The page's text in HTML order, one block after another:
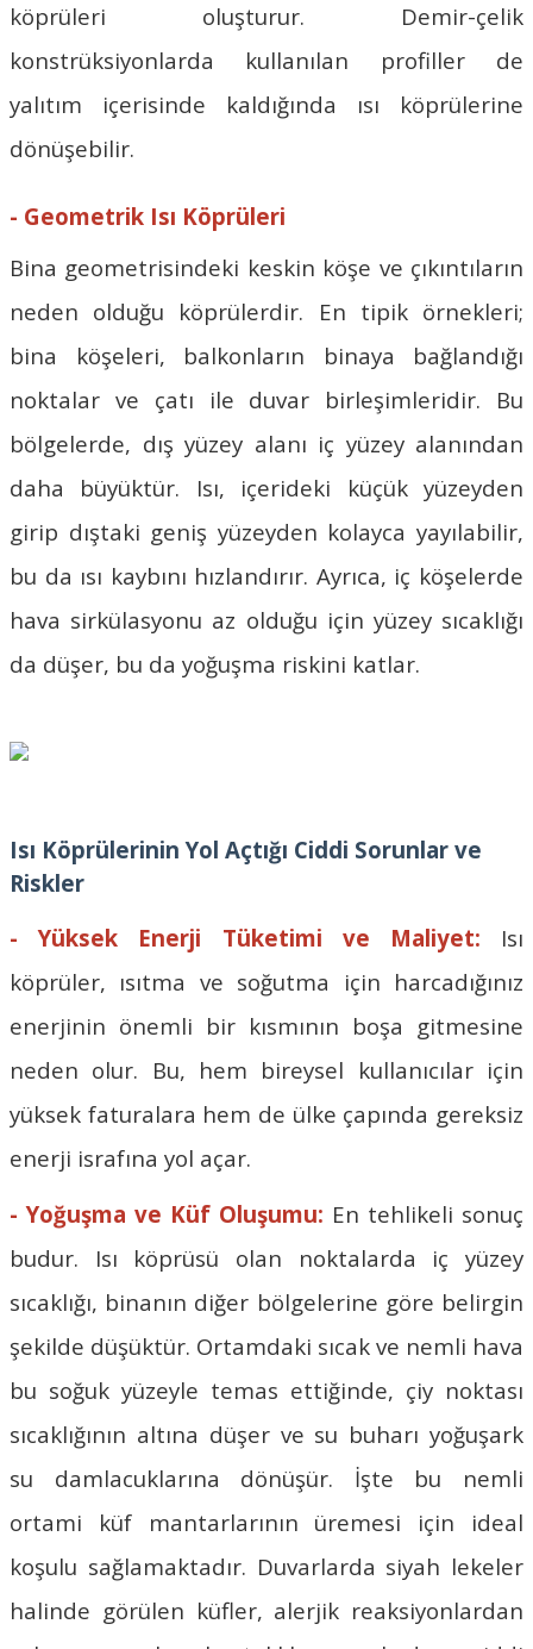
köprüleri oluşturur. Demir-çelik
konstrüksiyonlarda kullanılan profiller de
yalıtım içerisinde kaldığında ısı köprülerine
dönüşebilir.
- Geometrik Isı Köprüleri
Bina geometrisindeki keskin köşe ve çıkıntıların
neden olduğu köprülerdir. En tipik örnekleri;
bina köşeleri, balkonların binaya bağlandığı
noktalar ve çatı ile duvar birleşimleridir. Bu
bölgelerde, dış yüzey alanı iç yüzey alanından
daha büyüktür. Isı, içerideki küçük yüzeyden
girip dıştaki geniş yüzeyden kolayca yayılabilir,
bu da ısı kaybını hızlandırır. Ayrıca, iç köşelerde
hava sirkülasyonu az olduğu için yüzey sıcaklığı
da düşer, bu da yoğuşma riskini katlar.
Isı Köprülerinin Yol Açtığı Ciddi Sorunlar ve
Riskler
- Yüksek Enerji Tüketimi ve Maliyet: Isı
köprüler, ısıtma ve soğutma için harcadığınız
enerjinin önemli bir kısmının boşa gitmesine
neden olur. Bu, hem bireysel kullanıcılar için
yüksek faturalara hem de ülke çapında gereksiz
enerji israfına yol açar.
- Yoğuşma ve Küf Oluşumu: En tehlikeli sonuç
budur. Isı köprüsü olan noktalarda iç yüzey
sıcaklığı, binanın diğer bölgelerine göre belirgin
şekilde düşüktür. Ortamdaki sıcak ve nemli hava
bu soğuk yüzeyle temas ettiğinde, çiy noktası
sıcaklığının altına düşer ve su buharı yoğuşark
su damlacuklarına dönüşür. İşte bu nemli
ortami küf mantarlarının üremesi için ideal
koşulu sağlamaktadır. Duvarlarda siyah lekeler
halinde görülen küfler, alerjik reaksiyonlardan